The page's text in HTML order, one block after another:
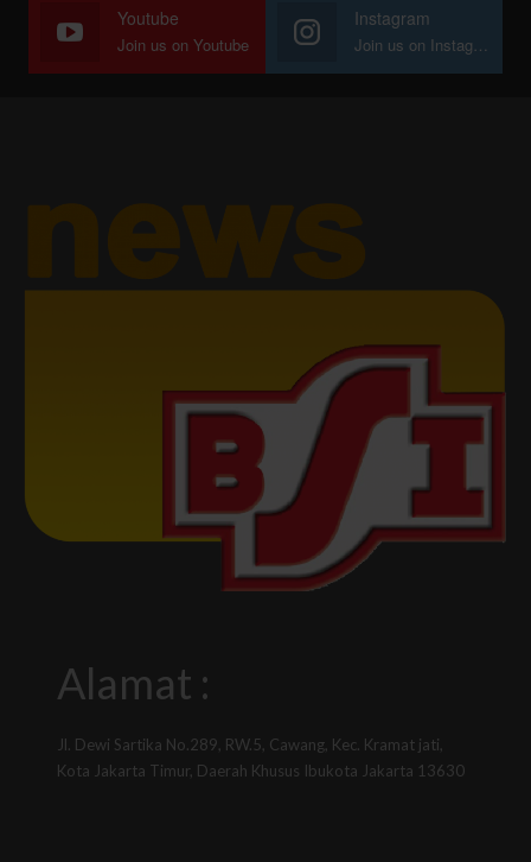
Youtube
Join us on Youtube
Instagram
Join us on Instagram
Alamat :
Jl. Dewi Sartika No.289, RW.5, Cawang, Kec. Kramat jati,
Kota Jakarta Timur, Daerah Khusus Ibukota Jakarta 13630